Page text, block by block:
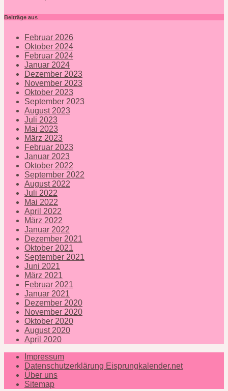
Beiträge aus
Februar 2026
Oktober 2024
Februar 2024
Januar 2024
Dezember 2023
November 2023
Oktober 2023
September 2023
August 2023
Juli 2023
Mai 2023
März 2023
Februar 2023
Januar 2023
Oktober 2022
September 2022
August 2022
Juli 2022
Mai 2022
April 2022
März 2022
Januar 2022
Dezember 2021
Oktober 2021
September 2021
Juni 2021
März 2021
Februar 2021
Januar 2021
Dezember 2020
November 2020
Oktober 2020
August 2020
April 2020
Impressum
Datenschutzerklärung Eisprungkalender.net
Über uns
Sitemap